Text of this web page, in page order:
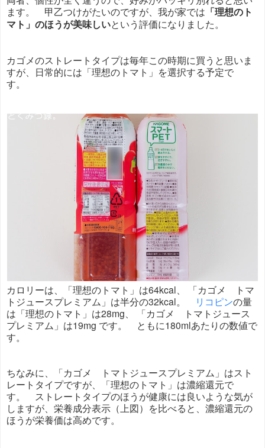
ます。 甲乙つけがたいのですが、我が家では 「理想のト
マト」のほうが美味しいという評価になりました。
カゴメのストレートタイプは毎年この時期に買うと思いま
すが、日常的には「理想のトマト」を選択する予定で
す。
カロリーは、「理想のトマト」は64kcal、 「カゴメ トマ
トジュースプレミアム」は半分の32kcal。
リコピンの量
は「理想のトマト」は28mg、 「カゴメ トマトジュース
プレミアム」は19mg です。 ともに180mlあたりの数値で
す。
ちなみに、「カゴメ トマトジュースプレミアム」はスト
レートタイプですが、「理想のトマト」は濃縮還元で
す。 ストレートタイプのほうが健康には良いような気が
しますが、栄養成分表示（上図）を比べると、濃縮還元の
ほうが栄養価は高めです。